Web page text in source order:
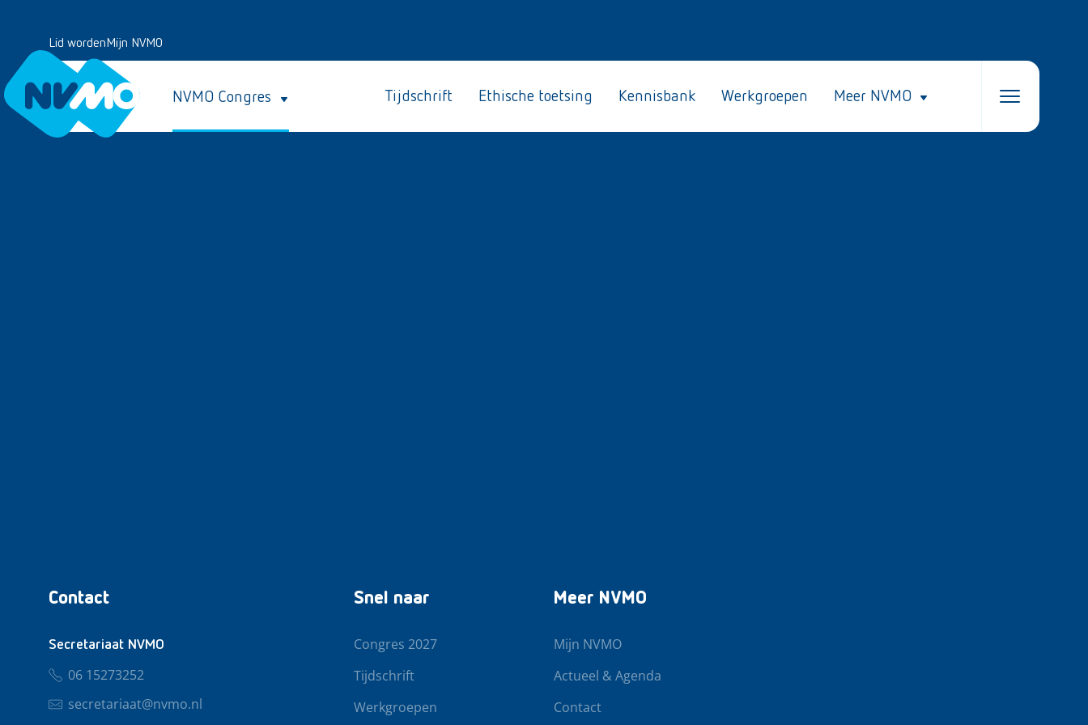
Lid wordenMijn NVMO
NVMO Congres Tijdschrift Ethische toetsing Kennisbank Werkgroepen Meer NVMO
Contact
Secretariaat NVMO
06 15273252
secretariaat@nvmo.nl
Snel naar
Congres 2027
Tijdschrift
Werkgroepen
Meer NVMO
Mijn NVMO
Actueel & Agenda
Contact